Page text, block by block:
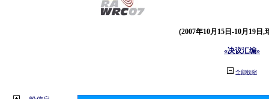
(2007年10月15日-10月19日,
«决议汇编»
全部收缩